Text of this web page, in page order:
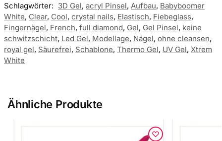
Schlagwörter: 3D Gel, acryl Pinsel, Aufbau, Babyboomer
White, Clear, Cool, crystal nails, Elastisch, Fiebeglass,
Fingernägel, French, full diamond, Gel, Gel Pinsel, keine
schwitzschicht, Led Gel, Modellage, Nägel, ohne cleansen,
royal gel, Säurefrei, Schablone, Thermo Gel, UV Gel, Xtrem
White
Ähnliche Produkte